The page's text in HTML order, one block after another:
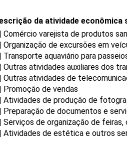
da atividade econômica
varejista de produtos
de excursões em
aquaviário para
atividades auxiliares dos
atividades de
de vendas
de produção de
de documentos e
de organização de
de estética e outros